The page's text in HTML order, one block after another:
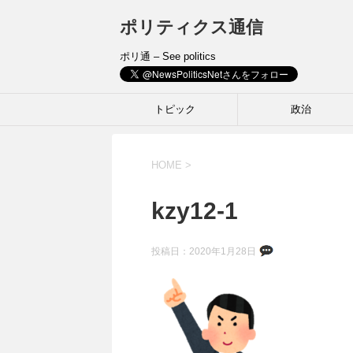
ポリティクス通信
ポリ通 – See politics
トピック 政治
HOME >
kzy12-1
投稿日： 2020年1月28日